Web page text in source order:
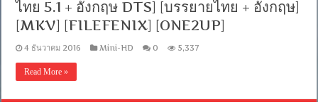
ไทย 5.1 + อังกฤษ DTS] [บรรยายไทย + อังกฤษ]
[MKV] [FILEFENIX] [ONE2UP]
4 ธันวาคม 2016 Mini-HD 0 5,337
Read More »